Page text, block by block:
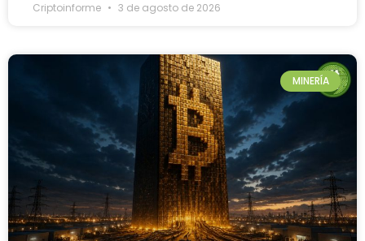
Criptoinforme 3 de agosto de 2026
MINERÍA